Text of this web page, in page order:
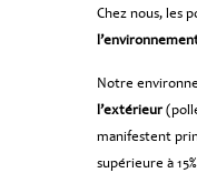
Chez nous, les
Notre
l’extérieur
manifestent
supérieure à